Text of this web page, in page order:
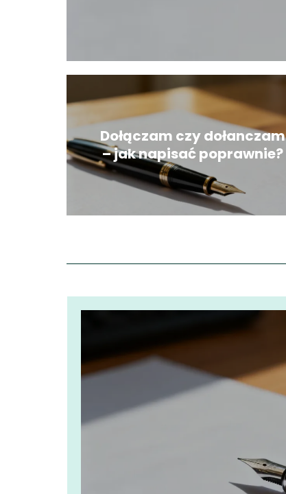
Dołączam czy dołanczam
– jak napisać poprawnie?